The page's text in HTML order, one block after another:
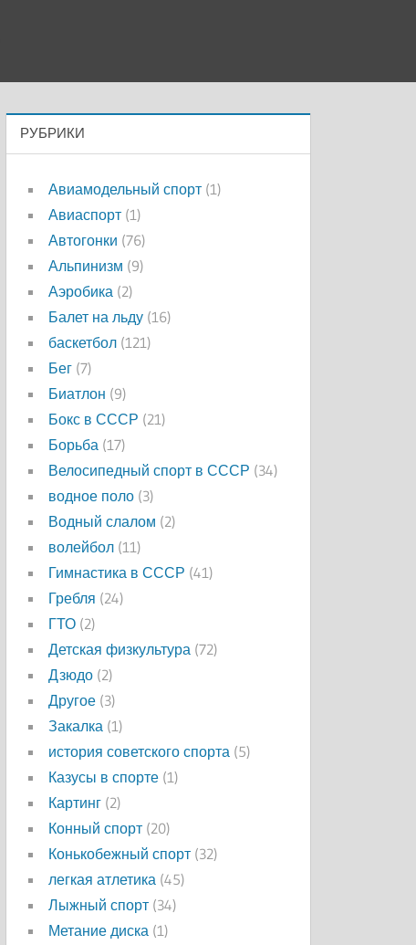
РУБРИКИ
Авиамодельный спорт (1)
Авиаспорт (1)
Автогонки (76)
Альпинизм (9)
Аэробика (2)
Балет на льду (16)
баскетбол (121)
Бег (7)
Биатлон (9)
Бокс в СССР (21)
Борьба (17)
Велосипедный спорт в СССР (34)
водное поло (3)
Водный слалом (2)
волейбол (11)
Гимнастика в СССР (41)
Гребля (24)
ГТО (2)
Детская физкультура (72)
Дзюдо (2)
Другое (3)
Закалка (1)
история советского спорта (5)
Казусы в спорте (1)
Картинг (2)
Конный спорт (20)
Конькобежный спорт (32)
легкая атлетика (45)
Лыжный спорт (34)
Метание диска (1)